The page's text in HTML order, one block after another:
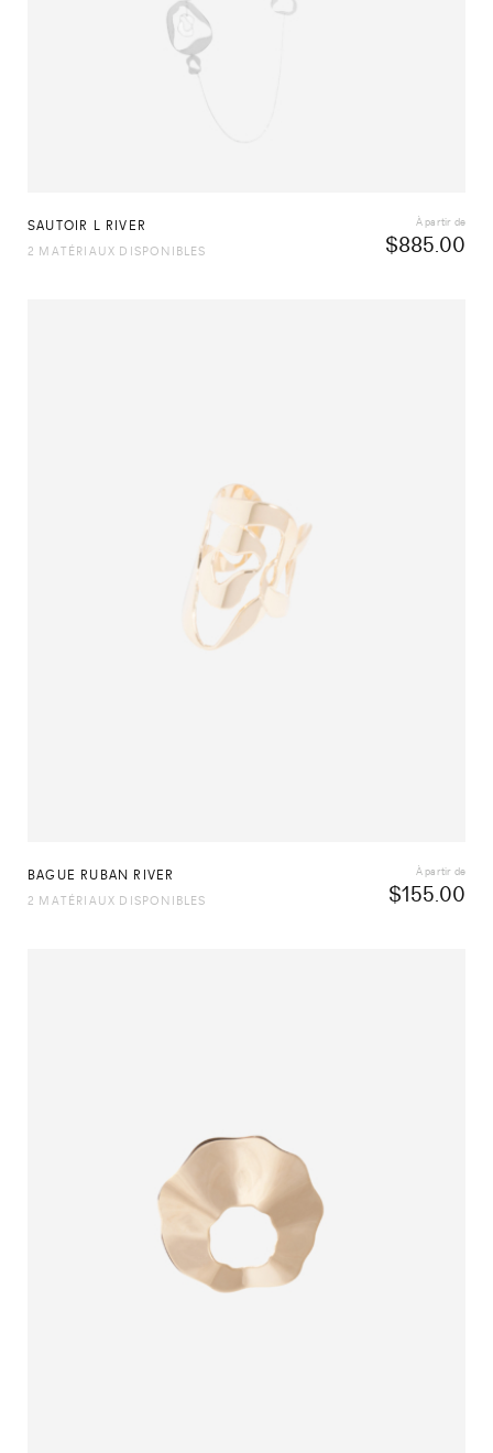
SAUTOIR L RIVER
$885.00
À partir de
2 MATÉRIAUX DISPONIBLES
BAGUE RUBAN RIVER
$155.00
À partir de
2 MATÉRIAUX DISPONIBLES